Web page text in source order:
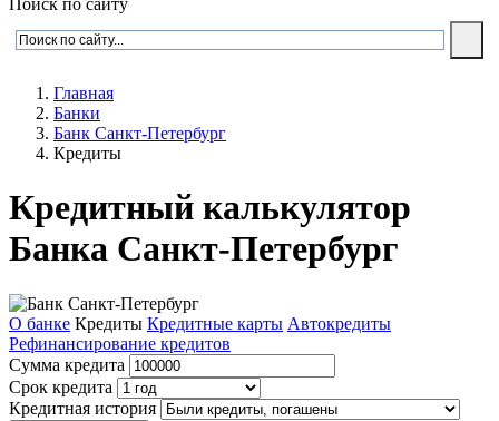
Поиск по сайту
Главная
Банки
Банк Санкт-Петербург
Кредиты
Кредитный калькулятор
Банка Санкт-Петербург
О банке Кредиты Кредитные карты Автокредиты
Рефинансирование кредитов
Сумма кредита
Срок кредита
Кредитная история